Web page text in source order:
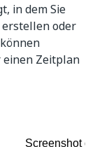
in dem Sie
oder
einen Zeitplan